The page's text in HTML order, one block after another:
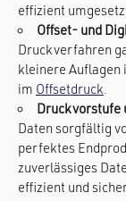
effizient
Offset- und
Druckverfahren
kleinere
im Offsetdruck.
Druckvorstufe
Daten sorgfältig
perfektes
zuverlässiges
effizient und